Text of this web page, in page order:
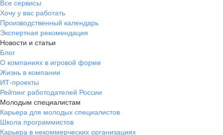
Все сервисы
Хочу у вас работать
Производственный календарь
Экспертная рекомендация
Новости и статьи
Блог
О компаниях в игровой форме
Жизнь в компании
ИТ-проекты
Рейтинг работодателей России
Молодым специалистам
Карьера для молодых специалистов
Школа программистов
Карьера в некоммерческих организациях